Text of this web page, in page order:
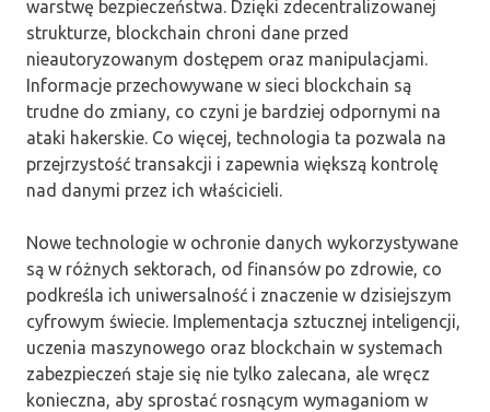
warstwę bezpieczeństwa. Dzięki zdecentralizowanej
strukturze, blockchain chroni dane przed
nieautoryzowanym dostępem oraz manipulacjami.
Informacje przechowywane w sieci blockchain są
trudne do zmiany, co czyni je bardziej odpornymi na
ataki hakerskie. Co więcej, technologia ta pozwala na
przejrzystość transakcji i zapewnia większą kontrolę
nad danymi przez ich właścicieli.
Nowe technologie w ochronie danych wykorzystywane
są w różnych sektorach, od finansów po zdrowie, co
podkreśla ich uniwersalność i znaczenie w dzisiejszym
cyfrowym świecie. Implementacja sztucznej inteligencji,
uczenia maszynowego oraz blockchain w systemach
zabezpieczeń staje się nie tylko zalecana, ale wręcz
konieczna, aby sprostać rosnącym wymaganiom w